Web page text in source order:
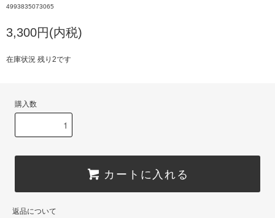
4993835073065
3,300円(内税)
在庫状況 残り2です
購入数
カートに入れる
返品について